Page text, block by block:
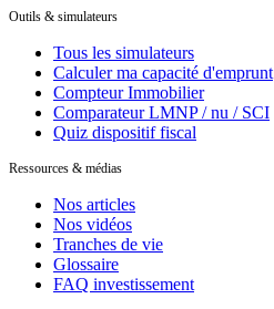
Outils & simulateurs
Tous les simulateurs
Calculer ma capacité d'emprunt
Compteur Immobilier
Comparateur LMNP / nu / SCI
Quiz dispositif fiscal
Ressources & médias
Nos articles
Nos vidéos
Tranches de vie
Glossaire
FAQ investissement